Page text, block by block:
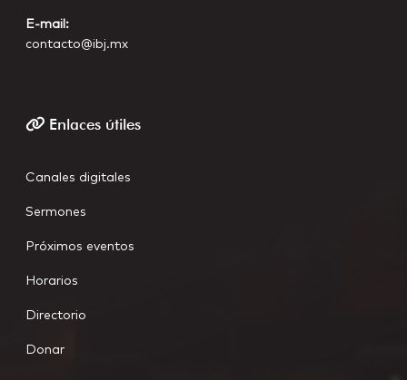
E-mail:
contacto@ibj.mx
Enlaces útiles
Canales digitales
Sermones
Próximos eventos
Horarios
Directorio
Donar